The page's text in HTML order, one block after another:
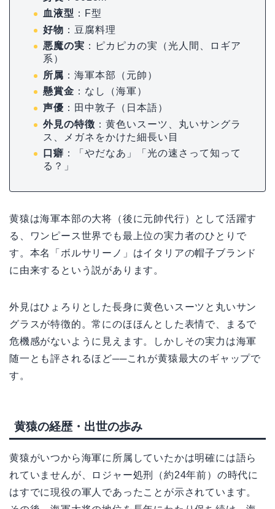
血液型 ：F型
好物 ：豆腐料理
悪魔の実 ：ピカピカの実（光人間、ロギア
系）
所属 ：海軍本部（元帥）
懸賞金 ：なし（海軍）
声優 ：田中敦子（日本語）
外見の特徴 ：黄色いスーツ、丸いサングラ
ス、メガネをかけた細長い目
口癖 ：「やだなあ」「光の速さって知って
る？」
黄猿は海軍本部の大将（後に元帥代行）として活躍す
る、ワンピース世界でも最上位の実力者のひとりで
す。本名「ボルサリーノ」はイタリアの帽子ブランド
に由来するという説があります。
外見はひょろりとした長身に黄色いスーツと丸いサン
グラスが特徴的。常にのほほんとした表情で、まるで
危機感がないように見えます。しかしその実力は海軍
随一とも評されるほど──これが黄猿最大のギャップで
す。
黄猿の経歴・出世の歩み
黄猿がいつから海軍に所属していたかは明確には語ら
れていませんが、ロジャー処刑（約24年前）の時代に
はすでに現役の軍人であったことが示されています。